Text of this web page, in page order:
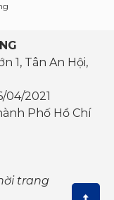
1, Tân An Hội,
04/2021
Phố Hồ Chí
trang